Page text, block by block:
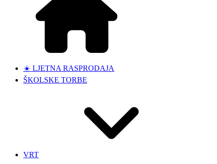
☀️ LJETNA RASPRODAJA
ŠKOLSKE TORBE
VRT